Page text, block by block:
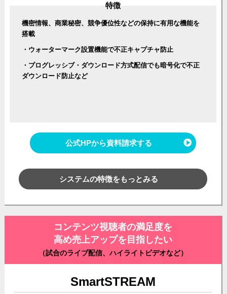
特徴
機密情報、商業秘密、競争優位性などの保持に有用な機能を
搭載
・ウォーターマーク設置機能で不正キャプチャ防止
・プログレッシブ・ダウンロード方式配信でも暗号化で不正
ダウンロード防止など
公式HPから資料請求する
システムの特徴をもっとみる
コンテンツ視聴者の満足度を
高め売上アップを目指したい
（試合のライブ配信、ハイライトビデオなど）
SmartSTREAM